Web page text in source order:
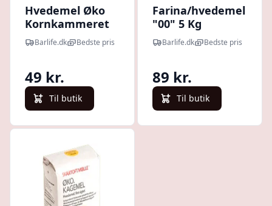
Hvedemel Øko
Kornkammeret
2kgBarlife.dk Bedste pris
49 kr.
Til butik
Farina/hvedemel
"00" 5 Kg
Barlife.dk Bedste pris
89 kr.
Til butik